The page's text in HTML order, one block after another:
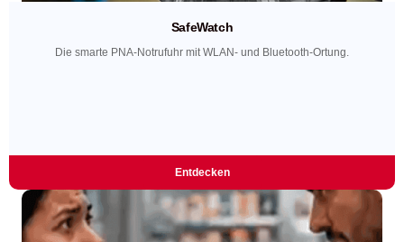
SafeWatch
Die smarte PNA-Notrufuhr mit WLAN- und Bluetooth-Ortung.
Entdecken